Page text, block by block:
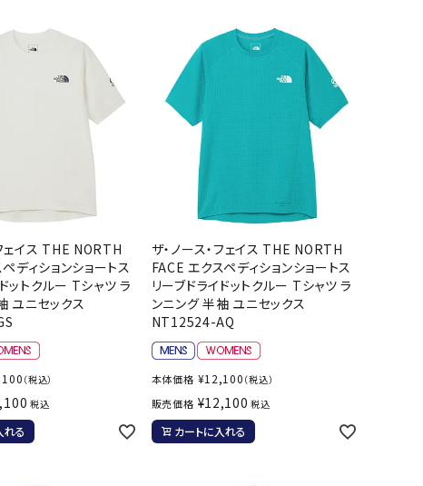
ランニングバッグ・ポーチ
トレーニング用品
メンズアウトドアウェア
ウィメンズアウトドアウェア
キッズ・ベビーアウトドアウェア
トレッキングシューズ
帽子
ソックス
バッグ
その他アクセサリー
キャンプ用品
リー・コンテナ
ReefTourer RUSTY SALOMON
SWANS
Tasmania
Tecnifibre
ェイス THE NORTH
ディションショートス
ットクルー Tシャツ ラ
ユニセックス
（税込）
税込
れる
ザ・ノース・フェイス THE NORTH
FACE エクスペディションショートス
リーブドライドットクルー Tシャツ ラ
ンニング 半袖 ユニセックス
NT12524-AQ
本体価格 ¥12,100 （税込）
販売価格 ¥12,100 税込
カートに入れる